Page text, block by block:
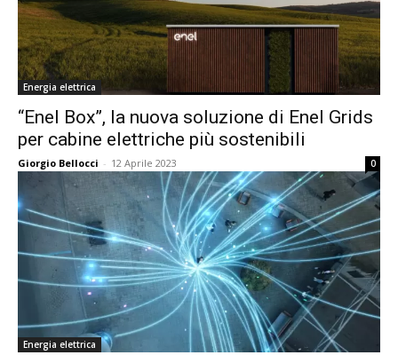
Energia elettrica
“Enel Box”, la nuova soluzione di Enel Grids
per cabine elettriche più sostenibili
Giorgio Bellocci - 12 Aprile 2023 0
Energia elettrica